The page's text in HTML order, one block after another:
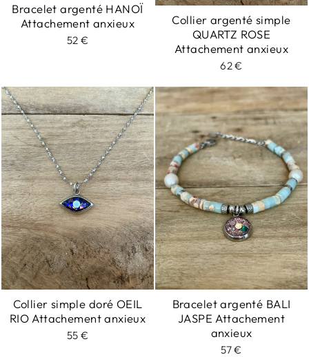
Bracelet argenté HANOÏ
Attachement anxieux
52 €
Collier argenté simple
QUARTZ ROSE
Attachement anxieux
62 €
Collier simple doré OEIL
RIO Attachement anxieux
55 €
Bracelet argenté BALI
JASPE Attachement
anxieux
57 €